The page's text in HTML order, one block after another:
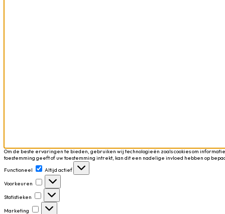
Om de beste ervaringen te bieden, gebruiken wij technologieën zoals cookies om
toestemming geeft of uw toestemming intrekt, kan dit een nadelige invloed hebben op
Functioneel
Altijd actief
Voorkeuren
Voorkeuren
Statistieken
Statistieken
Marketing
Marketing